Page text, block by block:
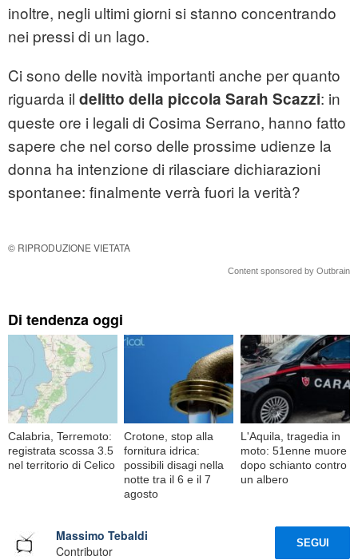
inoltre, negli ultimi giorni si stanno concentrando
nei pressi di un lago.
Ci sono delle novità importanti anche per quanto
riguarda il delitto della piccola Sarah Scazzi: in
queste ore i legali di Cosima Serrano, hanno fatto
sapere che nel corso delle prossime udienze la
donna ha intenzione di rilasciare dichiarazioni
spontanee: finalmente verrà fuori la verità?
© RIPRODUZIONE VIETATA
Content sponsored by Outbrain
Di tendenza oggi
Calabria, Terremoto:
registrata scossa 3.5
nel territorio di Celico
Crotone, stop alla
fornitura idrica:
possibili disagi nella
notte tra il 6 e il 7
agosto
L'Aquila, tragedia in
moto: 51enne muore
dopo schianto contro
un albero
Massimo Tebaldi
Contributor
SEGUI